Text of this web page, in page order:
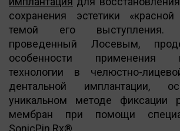
сохранения эстетики
темой его выступления.
проведенный Лосевым,
особенности применения
технологии в челюстно-
дентальной имплантации,
уникальном методе фиксации
мембран при помощи
SonicPin Rx®.